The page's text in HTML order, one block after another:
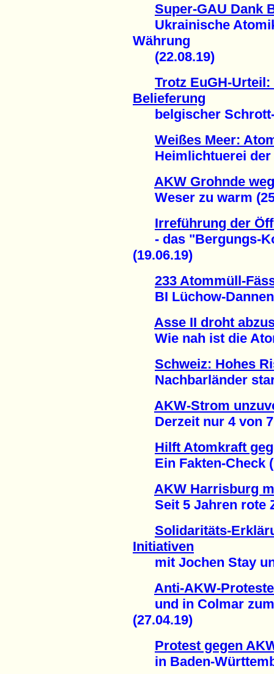
Super-GAU Dank
Ukrainische
Währung
(22.08.19)
Trotz EuGH-
Belieferung
belgischer Schrott-
Weißes Meer:
Heimlichtuerei der
AKW Grohnde
Weser zu warm
Irreführung der
- das "Bergungs-
(19.06.19)
233 Atommüll-
BI Lüchow-
Asse II droht
Wie nah ist die
Schweiz: Hohes
Nachbarländer
AKW-Strom
Derzeit nur 4 von 7
Hilft Atomkraft
Ein Fakten-Check
AKW Harrisburg
Seit 5 Jahren rote
Solidaritäts-
Initiativen
mit Jochen Stay
Anti-AKW-
und in Colmar zum
(27.04.19)
Protest gegen
in Baden-